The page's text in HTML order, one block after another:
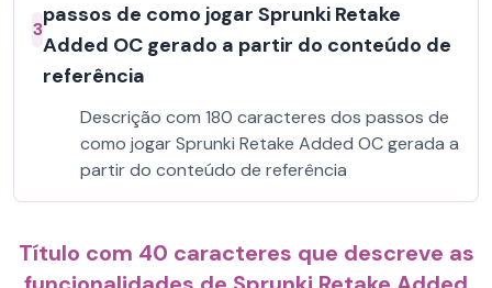
3
passos de como jogar Sprunki Retake
Added OC gerado a partir do conteúdo de
referência
Descrição com 180 caracteres dos passos de
como jogar Sprunki Retake Added OC gerada a
partir do conteúdo de referência
Título com 40 caracteres que descreve as